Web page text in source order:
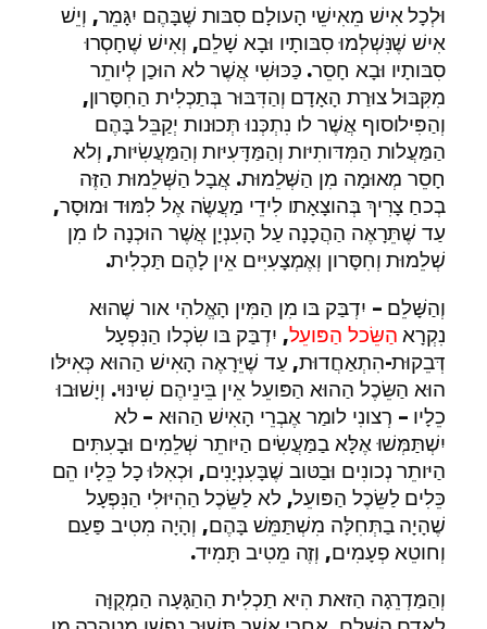
וּלְכָל אִישׁ מֵאִישֵׁי הָעולָם סִבּות שֶׁבָּהֶם יִגָּמֵר, וְיֵשׁ
אִישׁ שֶׁנִּשְׁלְמוּ סִבּותָיו וּבָא שָׁלֵם, וְאִישׁ שֶׁחָסְרוּ
סִבּותָיו וּבָא חָסֵר. כַּכּוּשִׁי אֲשֶׁר לא הוּכַן לְיותֵר
מִקִּבּוּל צוּרַת הָאָדָם וְהַדִּבּוּר בְּתַכְלִית הַחִסָּרון,
וְהַפִּילוסוף אֲשֶׁר לו נִתְכְּנוּ תְּכוּנות יְקַבֵּל בָּהֶם
הַמַּעֲלות הַמִּדּותִיּות וְהַמַּדָּעִיּות וְהַמַּעֲשִׂיּות, וְלא
חָסֵר מְאוּמָה מִן הַשְּׁלֵמוּת. אֲבָל הַשְּׁלֵמוּת הַזֶּה
בְכחַ צָרִיךְ בְּהוצָאָתו לִידֵי מַעֲשֶׂה אֶל לִמּוּד וּמוּסָר,
עַד שֶׁתֵּרָאֶה הַהֲכָנָה עַל הָעִנְיָן אֲשֶׁר הוּכְנָה לו מִן
שְׁלֵמוּת וְחִסָּרון וְאֶמְצָעִיִּים אֵין לָהֶם תַּכְלִית.
וְהַשָּׁלֵם – יִדְבַּק בּו מִן הַמִּין הָאֱלהִי אור שֶׁהוּא
נִקְרָא הַשֵּׂכל הַפּועֵל, יִדְבַּק בּו שִׂכְלו הַנִּפְעָל
דְּבֵקוּת-הִתְאַחֲדוּת, עַד שֶׁיֵּרָאֶה הָאִישׁ הַהוּא כְּאִיּלּו
הוּא הַשֵּׂכֶל הַהוּא הַפּועֵל אֵין בֵּינֵיהֶם שִׁינּוּי. וְיָשׁוּבוּ
כֵלָיו – רְצונִי לומַר אֶבְרֵי הָאִישׁ הַהוּא – לא
יִשְׁתַּמְּשׁוּ אֶלָּא בַמַּעֲשִׂים הַיּותֵר שְׁלֵמִים וּבָעִתִּים
הַיּותֵר נְכונִים וּבַטּוב שֶׁבָּעִנְיָנִים, וּכְאִלּוּ כָל כֵּלָיו הֵם
כֵּלִים לַשֵּׂכֶל הַפּועֵל, לא לַשֵּׂכֶל הַהִיּוּלִי הַנִּפְעָל
שֶׁהָיָה בַתְּחִלָּה מִשְׁתַּמֵּשׁ בָּהֶם, וְהָיָה מִטִיב פַּעַם
וְחוטֵא פְעָמִים, וְזֶה מֵטִיב תָּמִיד.
וְהַמַּדְרֵגָה הַזּאת הִיא תַכְלִית הַהַגָּעָה הַמְקֻוָּה